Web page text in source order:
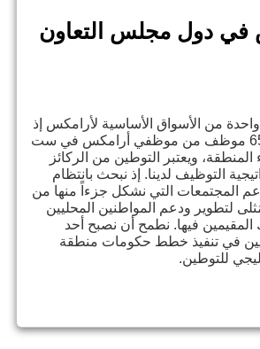
دول مجلس التعاون
من الأسواق الأساسية لأرامكس إذ
ينتشر أكثر من 6500 موظف من موظفي أرامكس في ست
ويعتبر التوطين من الركائز
التوظيف لدينا. إذ نبحث بانتظام
المجتمعات التي نشكل جزءاً منها من
لتطوير ودعم المواطنين المحليين
فيها. نطمح أن نصبح أحد
في تنفيذ خطط حكومات منطقة
للتوطين.